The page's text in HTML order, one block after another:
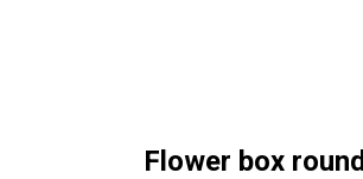
Flower box round